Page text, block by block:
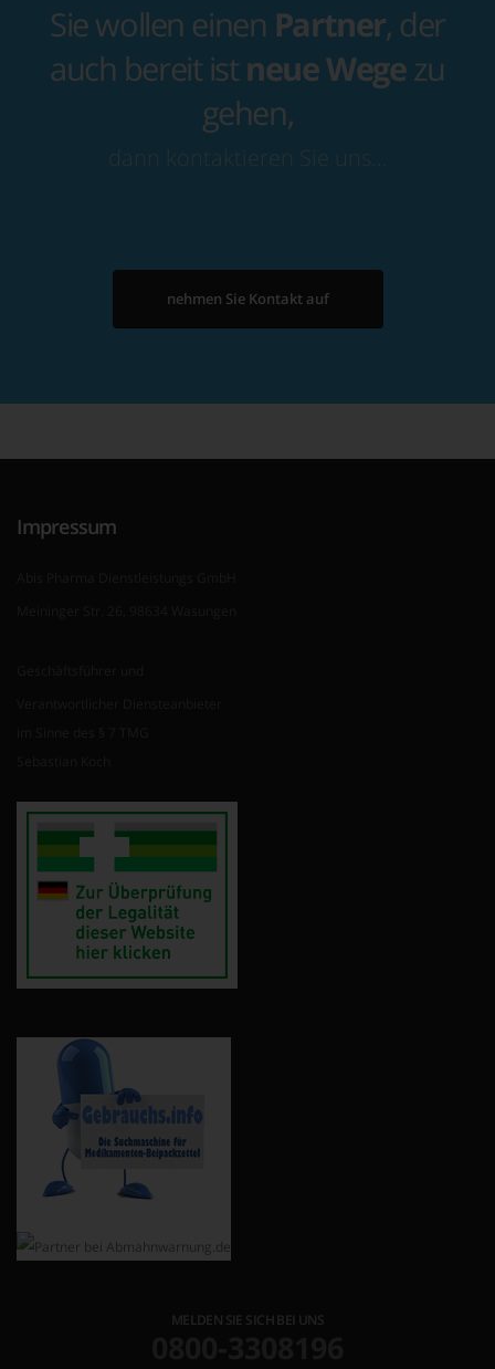
Sie wollen einen Partner, der
auch bereit ist neue Wegezu
gehen,
dann kontaktieren Sie uns…
nehmen Sie Kontakt auf
Impressum
MELDEN SIE SICH BEI UNS